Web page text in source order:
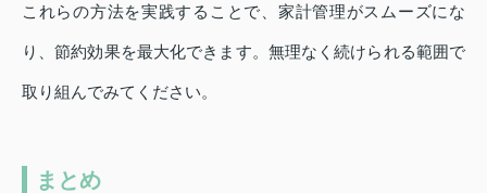
これらの方法を実践することで、家計管理がスムーズにな
り、節約効果を最大化できます。無理なく続けられる範囲で
取り組んでみてください。
まとめ